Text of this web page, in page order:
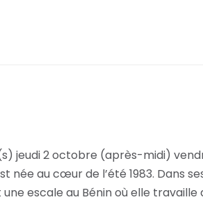
jeudi 2 octobre (après-midi)
au cœur de l’été 1983. Dans
escale au Bénin où elle travaille